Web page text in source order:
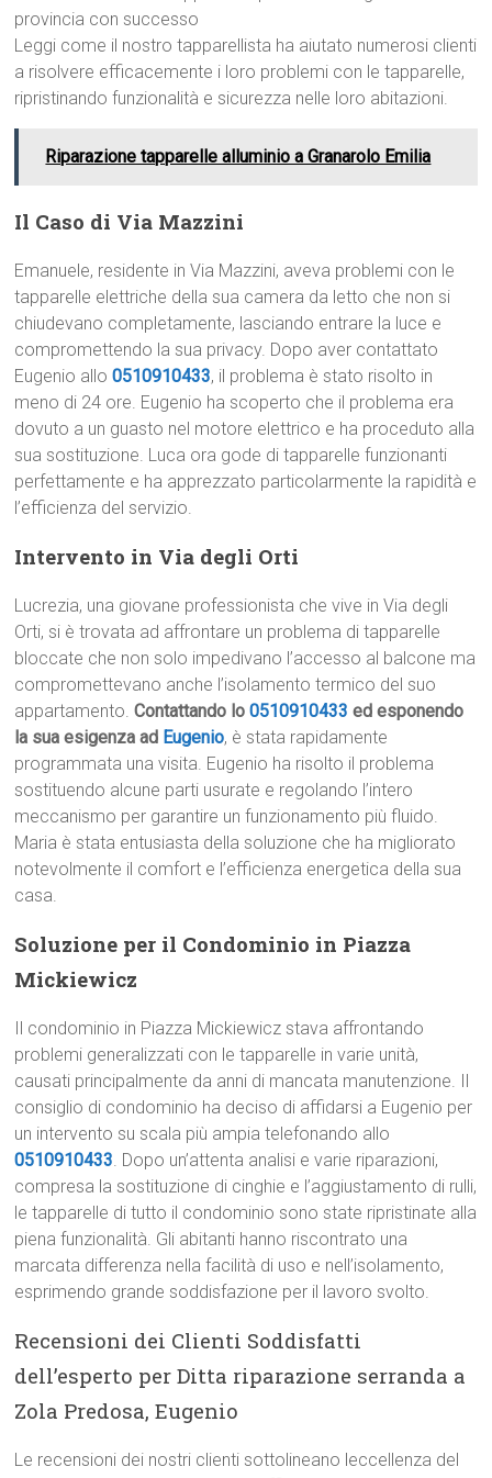
provincia con successo
Leggi come il nostro tapparellista ha aiutato numerosi clienti
a risolvere efficacemente i loro problemi con le tapparelle,
ripristinando funzionalità e sicurezza nelle loro abitazioni.
Riparazione tapparelle alluminio a Granarolo Emilia
Il Caso di Via Mazzini
Emanuele, residente in Via Mazzini, aveva problemi con le
tapparelle elettriche della sua camera da letto che non si
chiudevano completamente, lasciando entrare la luce e
compromettendo la sua privacy. Dopo aver contattato
Eugenio allo0510910433, il problema è stato risolto in
meno di 24 ore. Eugenio ha scoperto che il problema era
dovuto a un guasto nel motore elettrico e ha proceduto alla
sua sostituzione. Luca ora gode di tapparelle funzionanti
perfettamente e ha apprezzato particolarmente la rapidità e
l’efficienza del servizio.
Intervento in Via degli Orti
Lucrezia, una giovane professionista che vive in Via degli
Orti, si è trovata ad affrontare un problema di tapparelle
bloccate che non solo impedivano l’accesso al balcone ma
compromettevano anche l’isolamento termico del suo
appartamento.Contattando lo0510910433 ed esponendo
la sua esigenza ad Eugenio, è stata rapidamente
programmata una visita. Eugenio ha risolto il problema
sostituendo alcune parti usurate e regolando l’intero
meccanismo per garantire un funzionamento più fluido.
Maria è stata entusiasta della soluzione che ha migliorato
notevolmente il comfort e l’efficienza energetica della sua
casa.
Soluzione per il Condominio in Piazza
Mickiewicz
Il condominio in Piazza Mickiewicz stava affrontando
problemi generalizzati con le tapparelle in varie unità,
causati principalmente da anni di mancata manutenzione. Il
consiglio di condominio ha deciso di affidarsi a Eugenio per
un intervento su scala più ampia telefonando allo
0510910433. Dopo un’attenta analisi e varie riparazioni,
compresa la sostituzione di cinghie e l’aggiustamento di rulli,
le tapparelle di tutto il condominio sono state ripristinate alla
piena funzionalità. Gli abitanti hanno riscontrato una
marcata differenza nella facilità di uso e nell’isolamento,
esprimendo grande soddisfazione per il lavoro svolto.
Recensioni dei Clienti Soddisfatti
dell’esperto per Ditta riparazione serranda a
Zola Predosa, Eugenio
Le recensioni dei nostri clienti sottolineano leccellenza del